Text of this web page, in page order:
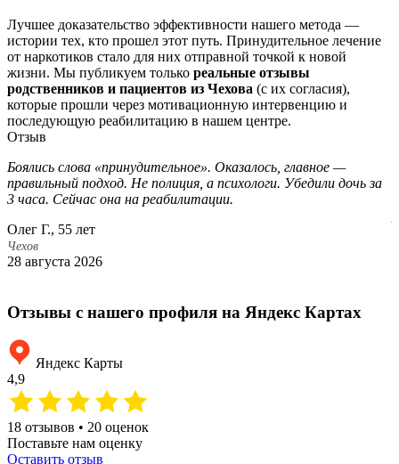
Лучшее доказательство эффективности нашего метода —
истории тех, кто прошел этот путь. Принудительное лечение
от наркотиков стало для них отправной точкой к новой
жизни. Мы публикуем только реальные отзывы
родственников и пациентов из Чехова (с их согласия),
которые прошли через мотивационную интервенцию и
последующую реабилитацию в нашем центре.
Отзыв
Боялись слова «принудительное». Оказалось, главное —
правильный подход. Не полиция, а психологи. Убедили дочь за
3 часа. Сейчас она на реабилитации.
Олег Г., 55 лет
Чехов
28 августа 2026
Отзывы с нашего профиля на Яндекс Картах
Яндекс Карты
4,9
18 отзывов • 20 оценок
Поставьте нам оценку
Оставить отзыв